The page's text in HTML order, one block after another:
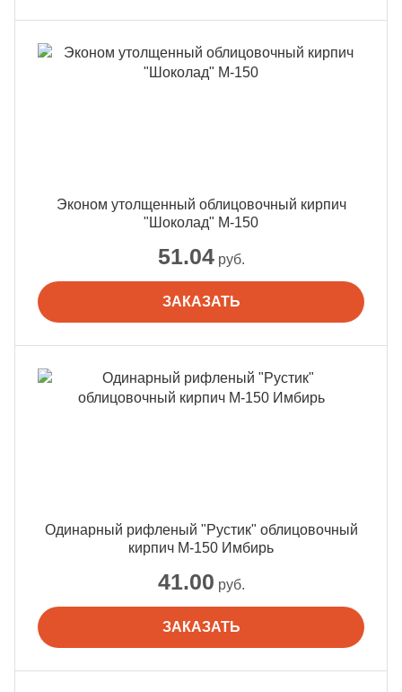
51.04руб.
ЗАКАЗАТЬ
Эконом утолщенный облицовочный кирпич
"Шоколад" М-150
41.00 руб.
ЗАКАЗАТЬ
Одинарный рифленый "Рустик" облицовочный
кирпич М-150 Имбирь